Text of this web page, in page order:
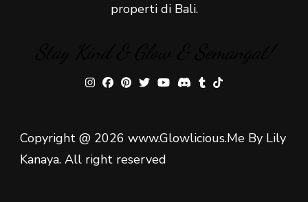
properti di Bali.
Copyright @ 2026 www.Glowlicious.Me By Lily
Kanaya. All right reserved